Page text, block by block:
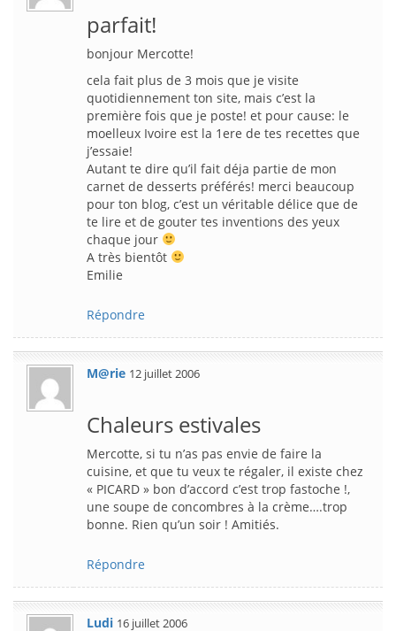
parfait!
bonjour Mercotte!
cela fait plus de 3 mois que je visite
quotidiennement ton site, mais c’est la
première fois que je poste! et pour cause: le
moelleux Ivoire est la 1ere de tes recettes que
j’essaie!
Autant te dire qu’il fait déja partie de mon
carnet de desserts préférés! merci beaucoup
pour ton blog, c’est un véritable délice que de
te lire et de gouter tes inventions des yeux
chaque jour
A très bientôt
Emilie
Répondre
M@rie 12 juillet 2006
Chaleurs estivales
Mercotte, si tu n’as pas envie de faire la
cuisine, et que tu veux te régaler, il existe chez
« PICARD » bon d’accord c’est trop fastoche !,
une soupe de concombres à la crème….trop
bonne. Rien qu’un soir ! Amitiés.
Répondre
Ludi 16 juillet 2006